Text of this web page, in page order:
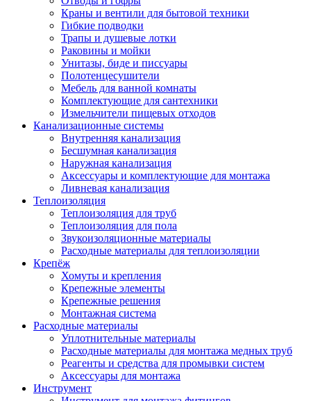
Краны и вентили для бытовой техники
Гибкие подводки
Трапы и душевые лотки
Раковины и мойки
Унитазы, биде и писсуары
Полотенцесушители
Мебель для ванной комнаты
Комплектующие для сантехники
Измельчители пищевых отходов
Канализационные системы
Внутренняя канализация
Бесшумная канализация
Наружная канализация
Аксессуары и комплектующие для монтажа
Ливневая канализация
Теплоизоляция
Теплоизоляция для труб
Теплоизоляция для пола
Звукоизоляционные материалы
Расходные материалы для теплоизоляции
Крепёж
Хомуты и крепления
Крепежные элементы
Крепежные решения
Монтажная система
Расходные материалы
Уплотнительные материалы
Расходные материалы для монтажа медных труб
Реагенты и средства для промывки систем
Аксессуары для монтажа
Инструмент